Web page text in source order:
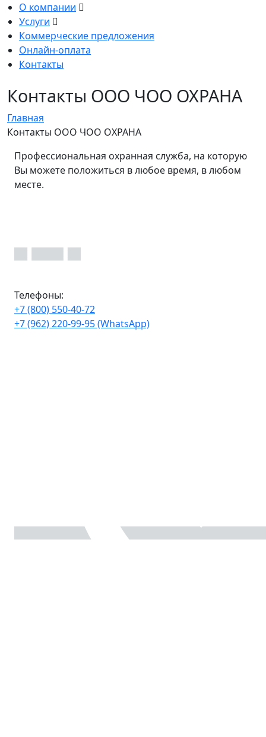
О компании
Услуги
Коммерческие предложения
Онлайн-оплата
Контакты
Контакты ООО ЧОО ОХРАНА
Главная
Контакты ООО ЧОО ОХРАНА
Профессиональная охранная служба, на которую
Вы можете положиться в любое время, в любом
месте.
Телефоны:
+7 (800) 550-40-72
+7 (962) 220-99-95 (WhatsApp)